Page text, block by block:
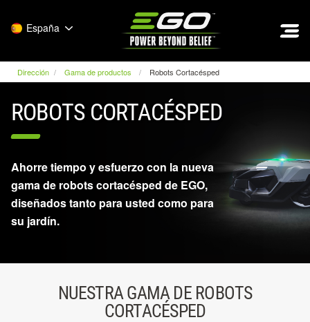
España
Dirección Gama de productos Robots Cortacésped
ROBOTS CORTACÉSPED
Ahorre tiempo y esfuerzo con la nueva
gama de robots cortacésped de EGO,
diseñados tanto para usted como para
su jardín.
NUESTRA GAMA DE ROBOTS
CORTACÉSPED